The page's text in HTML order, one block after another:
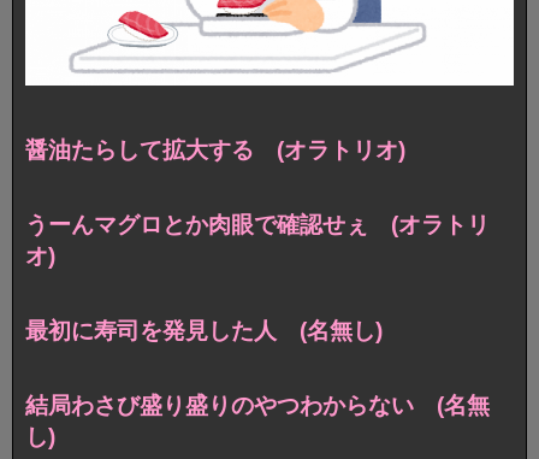
醤油たらして拡大する (オラトリオ)
うーんマグロとか肉眼で確認せぇ (オラトリ
オ)
最初に寿司を発見した人 (名無し)
結局わさび盛り盛りのやつわからない (名無
し)